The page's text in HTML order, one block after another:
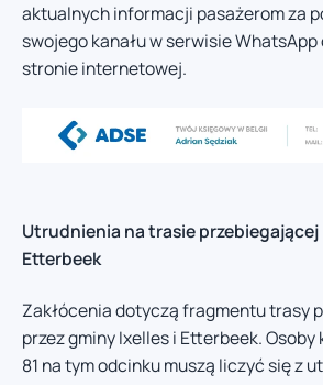
aktualnych informacji pasażerom za
swojego kanału w serwisie
stronie internetowej.
Utrudnienia na trasie przebiegającej
Etterbeek
Zakłócenia dotyczą fragmentu trasy
przez gminy Ixelles i Etterbeek.
81 na tym odcinku muszą liczyć się z